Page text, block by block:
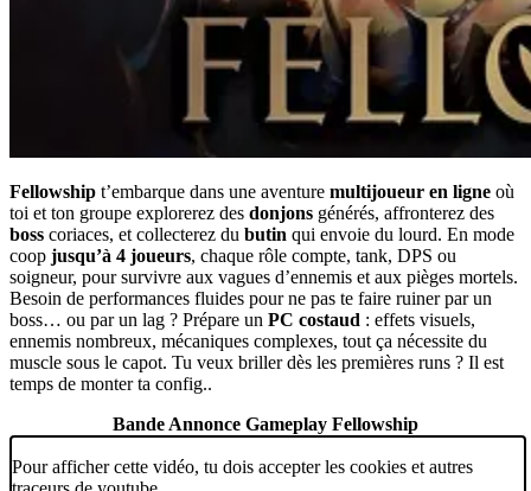
Fellowship t’embarque dans une aventure multijoueur en ligne où
toi et ton groupe explorerez des donjons générés, affronterez des
boss coriaces, et collecterez du butin qui envoie du lourd. En mode
coop jusqu’à 4 joueurs, chaque rôle compte, tank, DPS ou
soigneur, pour survivre aux vagues d’ennemis et aux pièges mortels.
Besoin de performances fluides pour ne pas te faire ruiner par un
boss… ou par un lag ? Prépare un PC costaud : effets visuels,
ennemis nombreux, mécaniques complexes, tout ça nécessite du
muscle sous le capot. Tu veux briller dès les premières runs ? Il est
temps de monter ta config..
Bande Annonce Gameplay Fellowship
Pour afficher cette vidéo, tu dois accepter les cookies et autres